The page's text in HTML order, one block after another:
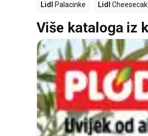
Lidl Palacinke Lidl
Više kataloga iz